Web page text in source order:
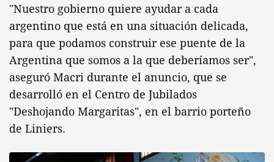
"Nuestro gobierno quiere ayudar a cada
argentino que está en una situación delicada,
para que podamos construir ese puente de la
Argentina que somos a la que deberíamos ser",
aseguró Macri durante el anuncio, que se
desarrolló en el Centro de Jubilados
"Deshojando Margaritas", en el barrio porteño
de Liniers.